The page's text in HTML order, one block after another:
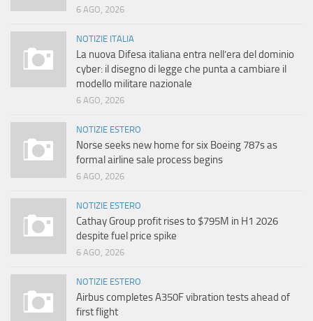
6 AGO, 2026
NOTIZIE ITALIA
La nuova Difesa italiana entra nell’era del dominio
cyber: il disegno di legge che punta a cambiare il
modello militare nazionale
6 AGO, 2026
NOTIZIE ESTERO
Norse seeks new home for six Boeing 787s as
formal airline sale process begins
6 AGO, 2026
NOTIZIE ESTERO
Cathay Group profit rises to $795M in H1 2026
despite fuel price spike
6 AGO, 2026
NOTIZIE ESTERO
Airbus completes A350F vibration tests ahead of
first flight